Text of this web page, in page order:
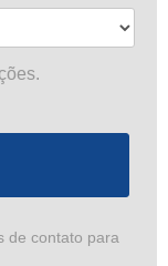
de contato para